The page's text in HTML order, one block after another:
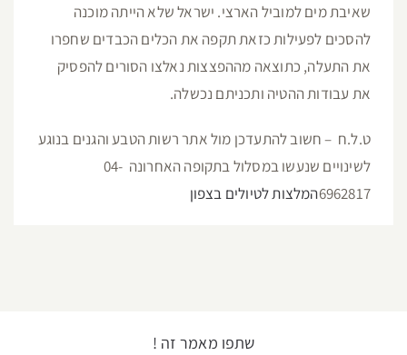
שאיבת מים למוביל הארצי. ישראל שלא הייתה מוכנה
להסכים לפעילות כזאת תקפה את הכלים הכבדים שחפרו
את התעלה, כתוצאה מההפצצות נאלצו הסורים להפסיק
את עבודות ההטיה ותכניתם נכשלה.
ט.ל.ח – חשוב להתעדכן מול אתר רשות הטבע והגנים בנוגע
לשינויים שנעשו במסלול בתקופה האחרונה 04-
6962817המלצות לטיולים בצפון
שתפו מאמר זה !